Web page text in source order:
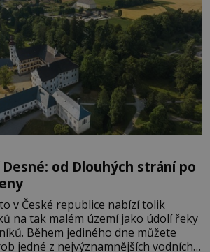
od Dlouhých strání po
v České republice nabízí tolik
na tak malém území jako údolí řeky
Během jediného dne můžete
jedné z nejvýznamnějších vodních